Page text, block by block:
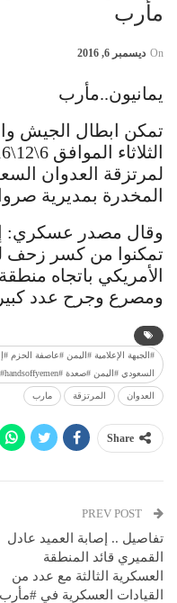
مأرب
On ديسمبر 6, 2016
يمانيون..مأرب
تمكن ابطال الجيش
لمرتزقة العدوان
المخدرة بمديرية
وقال مصدر عسكري:
تمكنوا من كسر زحف
الأمريكي باتجاه
ومصرع وجرح عدد
#الجبهة الإعلامية #اليمن #عاصفة
السعودي #اليمن #صعدة #YemenUnderAttack #handsoffyemen
العدوان المرتزقة مارب
Share
تفاصيل .. إصابة العميد عادل
القميري قائد المنطقة
العسكرية الثالثة مع عدد من
القيادات العسكرية في #مأرب